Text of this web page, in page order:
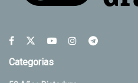
Categorias